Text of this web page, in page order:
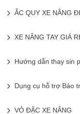
ẮC QUY XE NÂNG
XE NÂNG TAY GIÁ
Hướng dẫn thay sin
Dụng cụ hỗ trợ Bảo
VỎ ĐẶC XE NÂNG